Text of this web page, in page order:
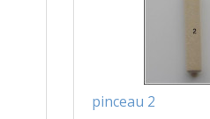
pinceau 2